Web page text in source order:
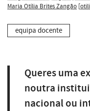
Maria Otília Brites Zangão [
equipa docente
Queres uma
noutra
nacional ou